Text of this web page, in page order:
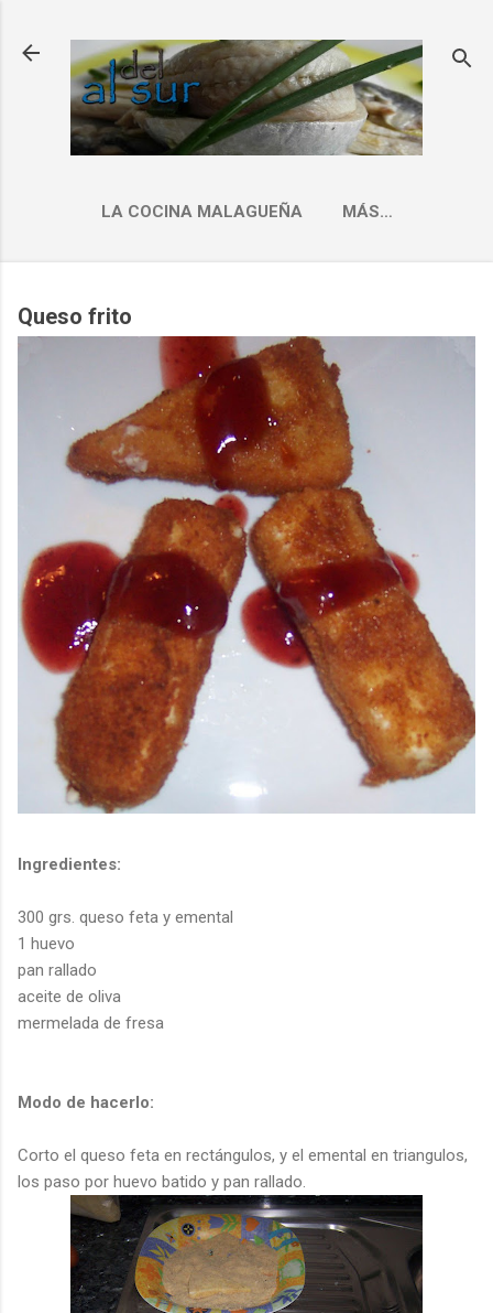
LA COCINA MALAGUEÑA MÁS…
INDICE RECETAS
Queso frito
Ingredientes:
300 grs. queso feta y emental
1 huevo
pan rallado
aceite de oliva
mermelada de fresa
Modo de hacerlo:
Corto el queso feta en rectángulos, y el emental en triangulos,
los paso por huevo batido y pan rallado.